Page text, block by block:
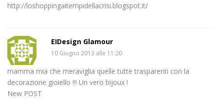
http://loshoppingaitempidellacrisi.blogspot.it/
EIDesign Glamour
10 Giugno 2013 alle 11:20
mamma mia che meraviglia quelle tutte trasparenti con la
decorazione gioiello !!! Un vero bijoux !
New POST